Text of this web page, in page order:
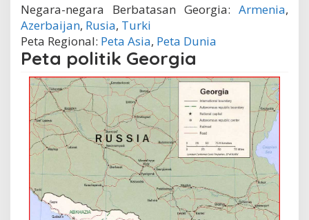
Negara-negara Berbatasan Georgia: Armenia,
Azerbaijan, Rusia, Turki
Peta Regional: Peta Asia, Peta Dunia
Peta politik Georgia